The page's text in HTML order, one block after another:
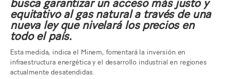
equitativo al gas natural a través de una
nueva ley que nivelará los precios en
todo el país.
Esta medida, indica el Minem, fomentará la inversión en
infraestructura energética y el desarrollo industrial en regiones
actualmente desatendidas.